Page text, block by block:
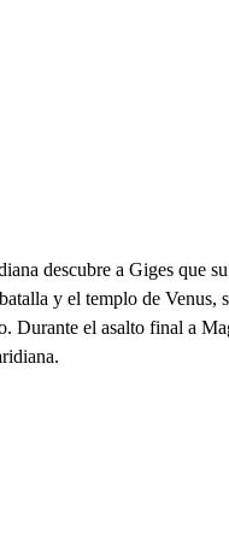
descubre a Giges que
y el templo de
Durante el asalto final a